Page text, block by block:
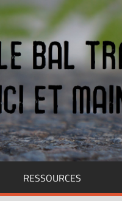
RESSOURCES